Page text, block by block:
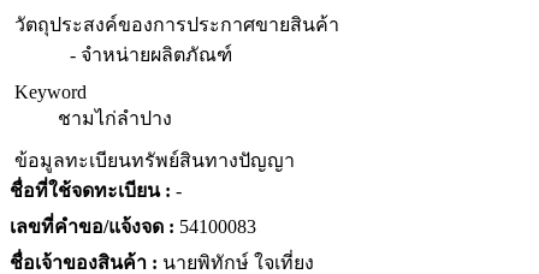
วัตถุประสงค์ของการประกาศขายสินค้า
- จำหน่ายผลิตภัณฑ์
Keyword
ชามไก่ลำปาง
ข้อมูลทะเบียนทรัพย์สินทางปัญญา
ชื่อที่ใช้จดทะเบียน : -
เลขที่คำขอ/แจ้งจด : 54100083
ชื่อเจ้าของสินค้า : นายพิทักษ์ ใจเที่ยง